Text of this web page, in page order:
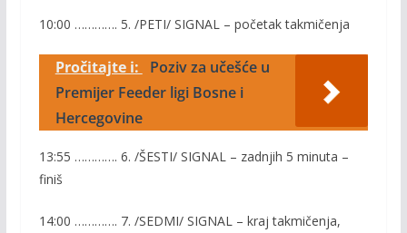
10:00 …………. 5. /PETI/ SIGNAL – početak takmičenja
Pročitajte i:
Poziv za učešće u
Premijer Feeder ligi Bosne i
Hercegovine
13:55 …………. 6. /ŠESTI/ SIGNAL – zadnjih 5 minuta –
finiš
14:00 …………. 7. /SEDMI/ SIGNAL – kraj takmičenja,